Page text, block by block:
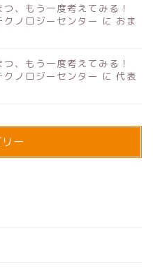
、もう一度考えてみる！
クノロジーセンター に おま
、もう一度考えてみる！
クノロジーセンター に 代表
ー